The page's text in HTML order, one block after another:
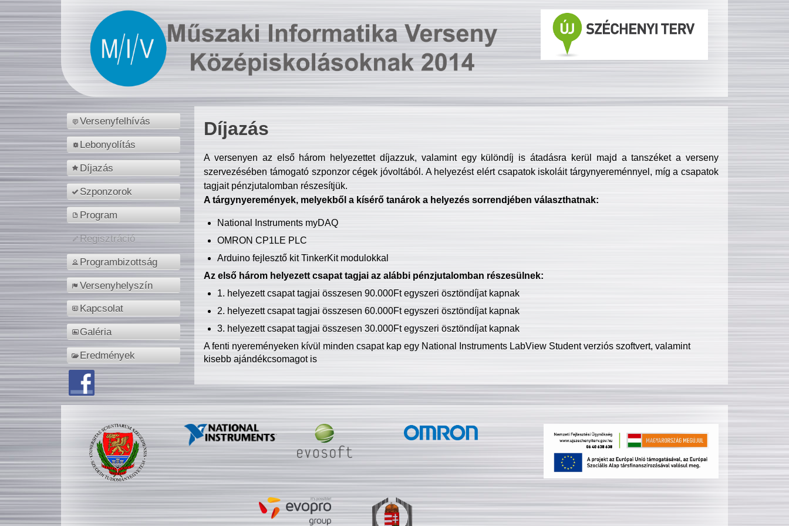
Versenyfelhívás
Lebonyolítás
Díjazás
Szponzorok
Program
Regisztráció
Programbizottság
Versenyhelyszín
Kapcsolat
Galéria
Eredmények
Díjazás
A versenyen az első három helyezettet díjazzuk, valamint egy különdíj is átadásra kerül majd a tanszéket a verseny
szervezésében támogató szponzor cégek jóvoltából. A helyezést elért csapatok iskoláit tárgynyereménnyel, míg a csapatok
tagjait pénzjutalomban részesítjük.
A tárgynyeremények, melyekből a kísérő tanárok a helyezés sorrendjében választhatnak:
National Instruments myDAQ
OMRON CP1LE PLC
Arduino fejlesztő kit TinkerKit modulokkal
Az első három helyezett csapat tagjai az alábbi pénzjutalomban részesülnek:
1. helyezett csapat tagjai összesen 90.000Ft egyszeri ösztöndíjat kapnak
2. helyezett csapat tagjai összesen 60.000Ft egyszeri ösztöndíjat kapnak
3. helyezett csapat tagjai összesen 30.000Ft egyszeri ösztöndíjat kapnak
A fenti nyereményeken kívül minden csapat kap egy National Instruments LabView Student verziós szoftvert, valamint
kisebb ajándékcsomagot is